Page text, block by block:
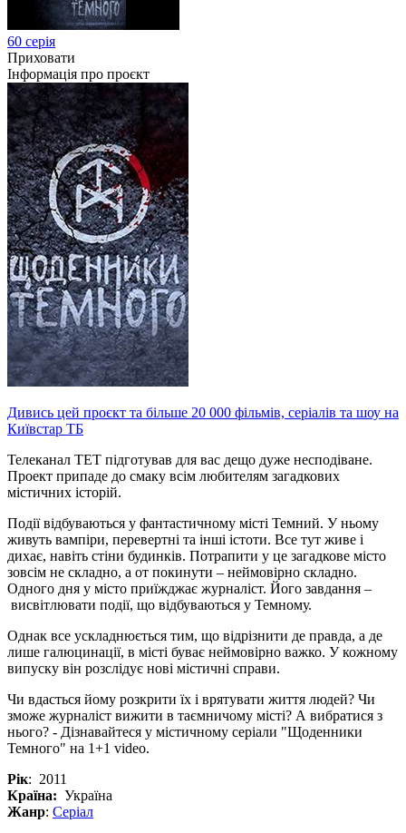
60 серія
Приховати
Інформація про проєкт
Дивись цей проєкт та більше 20 000 фільмів, серіалів та шоу на
Київстар ТБ
Телеканал ТЕТ підготував для вас дещо дуже несподіване.
Проект припаде до смаку всім любителям загадкових
містичних історій.
Події відбуваються у фантастичному місті Темний. У ньому
живуть вампіри, перевертні та інші істоти. Все тут живе і
дихає, навіть стіни будинків. Потрапити у це загадкове місто
зовсім не складно, а от покинути – неймовірно складно.
Одного дня у місто приїжджає журналіст. Його завдання –
висвітлювати події, що відбуваються у Темному.
Однак все ускладнюється тим, що відрізнити де правда, а де
лише галюцинації, в місті буває неймовірно важко. У кожному
випуску він розслідує нові містичні справи.
Чи вдасться йому розкрити їх і врятувати життя людей? Чи
зможе журналіст вижити в таємничому місті? А вибратися з
нього? - Дізнавайтеся у містичному серіали "Щоденники
Темного" на 1+1 video.
Рік: 2011
Країна: Україна
Жанр: Серіал